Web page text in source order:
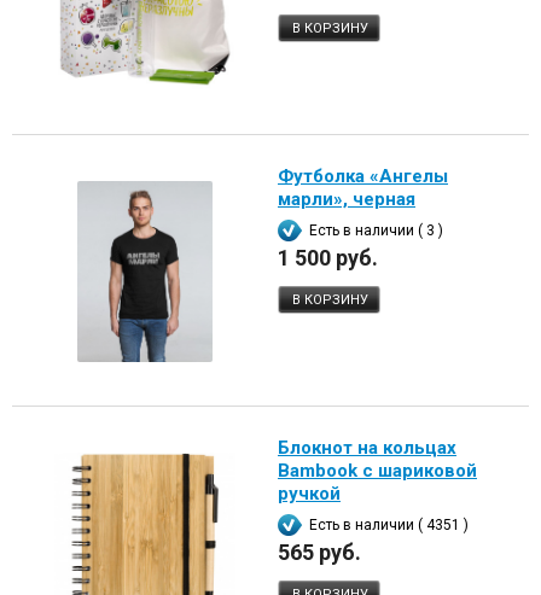
В КОРЗИНУ
Футболка «Ангелы
марли», черная
Есть в наличии ( 3 )
1 500 руб.
В КОРЗИНУ
Блокнот на кольцах
Bambook с шариковой
ручкой
Есть в наличии ( 4351 )
565 руб.